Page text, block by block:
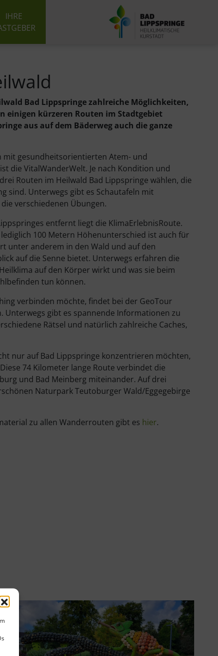
IHRE
Bad Lippspringe zahlreiche Möglichkeiten,
einigen kürzeren Routen im Stadtgebiet
aus auf dem Bäderweg auch die ganze
mit gesundheitsorientierten Atem- und
die VitalWanderWelt. Je nach Kondition und
Routen im Heilwald Bad Lippspringe wählen, die
sind. Unterwegs gibt es Schautafeln mit
verschiedenen Übungen.
entfernt liegt die KlimaErlebnisRoute.
100 Metern Höhenunterschied ist auch für
unter anderem in den Wald und auf den
auf die Senne bietet. Unterwegs erfahren die
auf den Körper wirkt und was sie beim
tun können.
verbinden möchte, findet bei der GeoTour
Unterwegs gibt es spannende Informationen zu
Rätsel und natürlich zahlreiche Caches,
nur auf Bad Lippspringe konzentrieren möchten,
74 Kilometer lange Route verbindet die
und Bad Meinberg miteinander. Auf drei
Naturpark Teutoburger Wald/Eggegebirge
zu allen Wanderrouten gibt es hier.